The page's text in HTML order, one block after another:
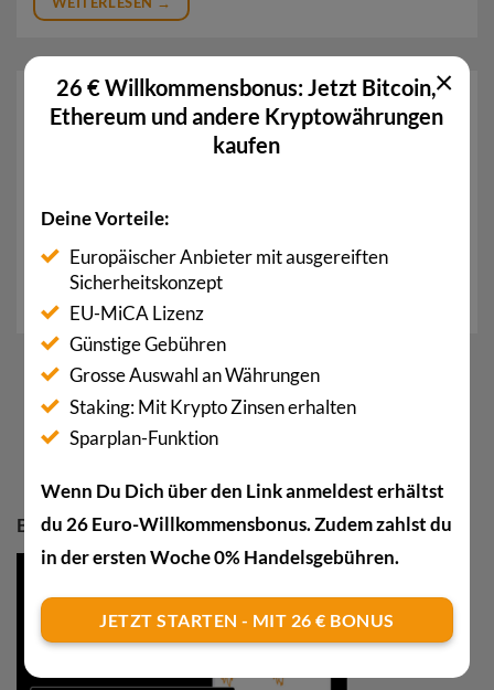
Token
Ein Token ist eine digitale Einheit, die in einem
Token können für verschiedene Zwecke verwendet
1 … 18 19 20
23
BTC KAUFEN MIT 20€-BONUS
26 € Willkommensbonus: Jetzt Bitcoin,
Ethereum und andere Kryptowährungen
kaufen
Deine Vorteile:
Europäischer Anbieter mit ausgereiften
Sicherheitskonzept
EU-MiCA Lizenz
Günstige Gebühren
Grosse Auswahl an Währungen
Staking: Mit Krypto Zinsen erhalten
Sparplan-Funktion
Wenn Du Dich über den Link anmeldest erhältst
du 26 Euro-Willkommensbonus. Zudem zahlst du
in der ersten Woche 0% Handelsgebühren.
JETZT STARTEN - MIT 26 € BONUS
×